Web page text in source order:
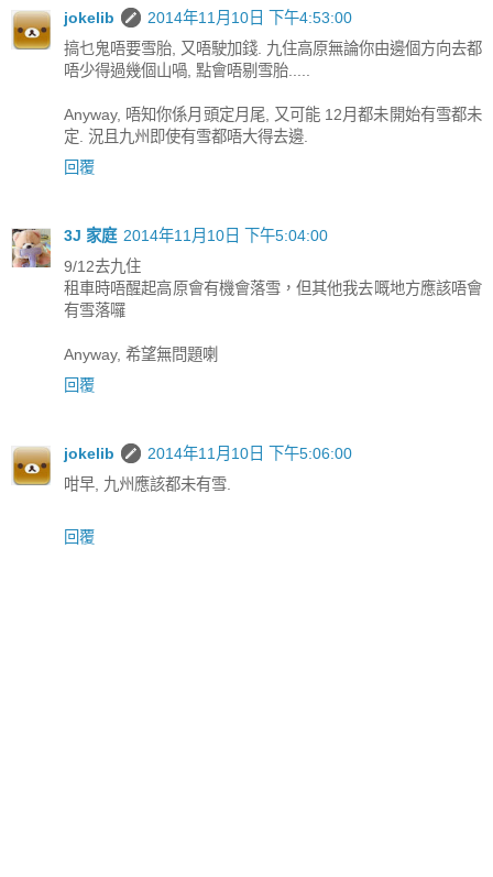
jokelib
2014年11月10日 下午4:53:00
搞乜鬼唔要雪胎, 又唔駛加錢. 九住高原無論你由邊個方向去都
唔少得過幾個山喎, 點會唔剔雪胎.....
Anyway, 唔知你係月頭定月尾, 又可能 12月都未開始有雪都未
定. 況且九州即使有雪都唔大得去邊.
回覆
3J 家庭 2014年11月10日 下午5:04:00
9/12去九住
租車時唔醒起高原會有機會落雪，但其他我去嘅地方應該唔會
有雪落囉
Anyway, 希望無問題喇
回覆
jokelib
2014年11月10日 下午5:06:00
咁早, 九州應該都未有雪.
回覆